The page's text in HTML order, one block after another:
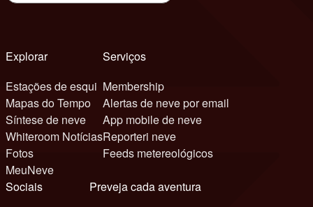
Explorar
Estações de esqui
Mapas do Tempo
Síntese de neve
Whiteroom Notícias
Fotos
MeuNeve
Serviços
Membership
Alertas de neve por email
App mobile de neve
Reporteri neve
Feeds metereológicos
Sociais
Preveja cada aventura